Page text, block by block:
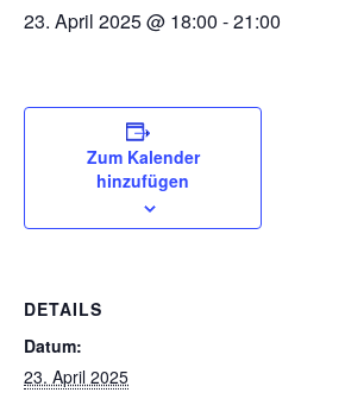
23. April 2025 @ 18:00 -21:00
Zum Kalender
hinzufügen
DETAILS
Datum:
23. April 2025